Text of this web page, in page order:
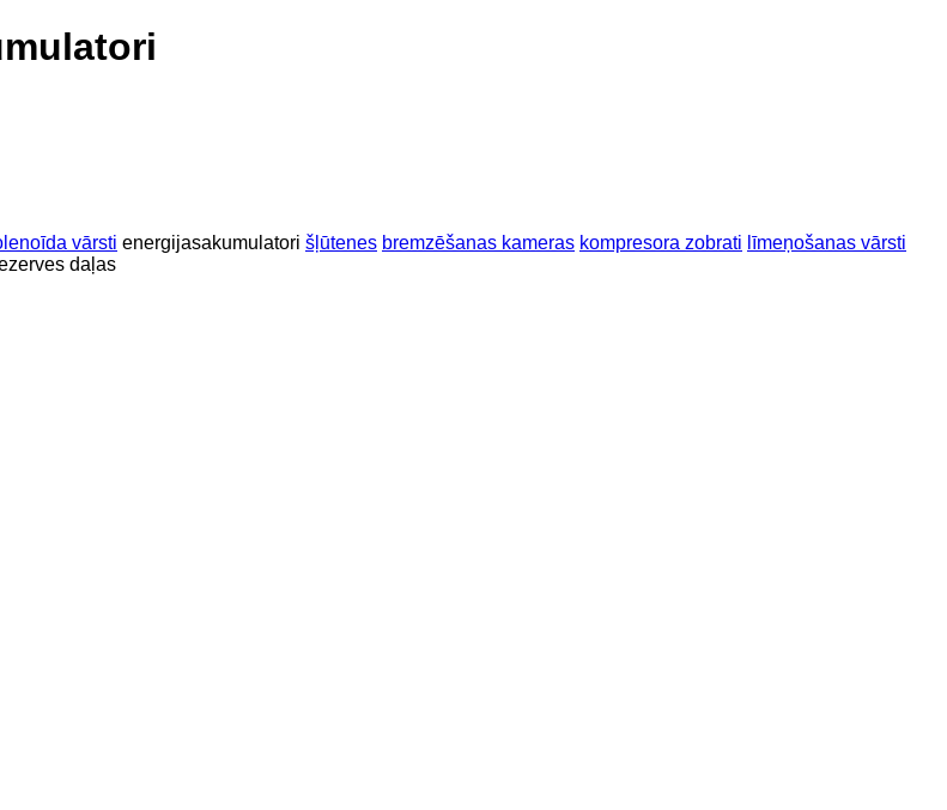
vārsti energijasakumulatori šļūtenes bremzēšanas kameras kompresora zobrati līmeņošanas vārsti
daļas